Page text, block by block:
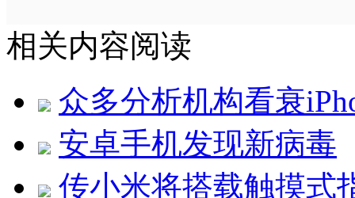
相关内容阅读
众多分析机构看衰
安卓手机发现新病毒
传小米将搭载触摸式